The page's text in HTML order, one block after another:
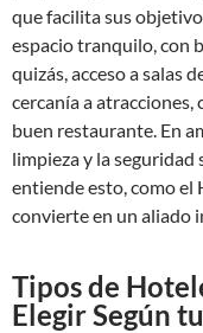
que facilita sus
espacio tranquilo, con
quizás, acceso a salas
cercanía a atracciones,
buen restaurante. En
limpieza y la
entiende esto, como el
convierte en un aliado
Tipos de
Elegir Según